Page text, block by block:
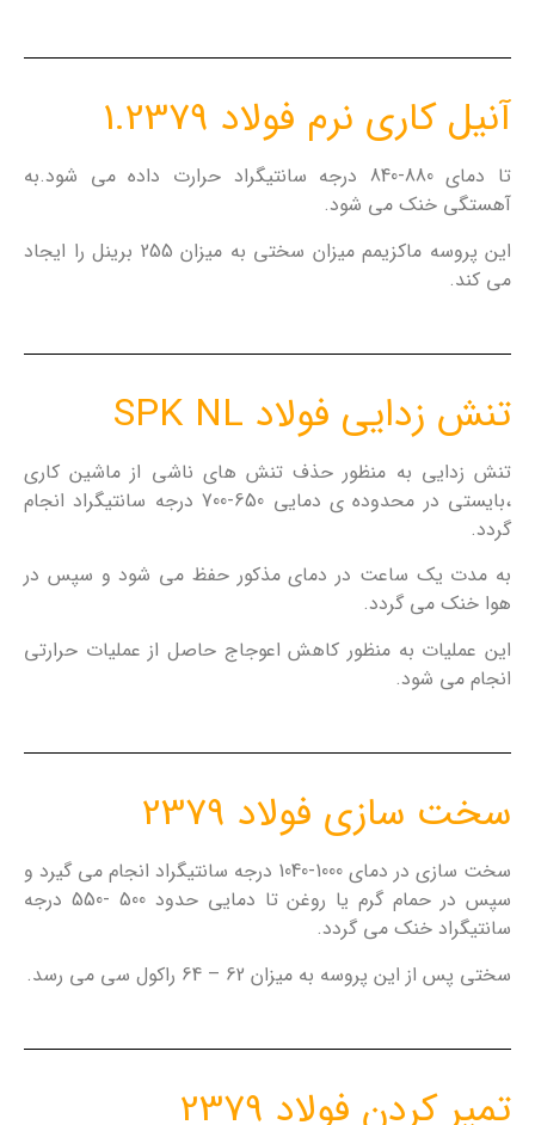
آنیل کاری نرم فولاد 1.2379
تا دمای 880-840 درجه سانتیگراد حرارت داده می شود.به
آهستگی خنک می شود.
این پروسه ماکزیمم میزان سختی به میزان 255 برینل را ایجاد
می کند.
تنش زدایی فولاد SPK NL
تنش زدایی به منظور حذف تنش های ناشی از ماشین کاری
،بایستی در محدوده ی دمایی 650-700 درجه سانتیگراد انجام
گردد.
به مدت یک ساعت در دمای مذکور حفظ می شود و سپس در
هوا خنک می گردد.
این عملیات به منظور کاهش اعوجاج حاصل از عملیات حرارتی
انجام می شود.
سخت سازی فولاد 2379
سخت سازی در دمای 1000-1040 درجه سانتیگراد انجام می گیرد و
سپس در حمام گرم یا روغن تا دمایی حدود 500 -550 درجه
سانتیگراد خنک می گردد.
سختی پس از این پروسه به میزان 62 – 64 راکول سی می رسد.
تمپر کردن فولاد 2379